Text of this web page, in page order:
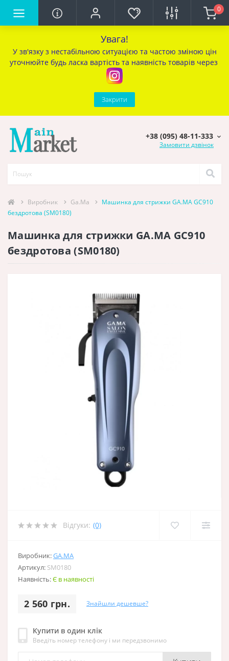
Увага!
У зв'язку з нестабільною ситуацією та частою зміною цін
уточнюйте будь ласка вартість та наявність товарів через
Закрити
0
+38 (095) 48-11-333
Замовити дзвінок
Виробник Ga.Ma
Машинка для стрижки GA.MA GC910
бездротова (SM0180)
Машинка для стрижки GA.MA GC910
бездротова (SM0180)
Відгуки: (0)
Виробник:GA.MA
Артикул: SM0180
Наявність:Є в наявності
2 560 грн. Знайшли дешевше?
Купити в один клік
Введіть номер телефону і ми передзвонимо